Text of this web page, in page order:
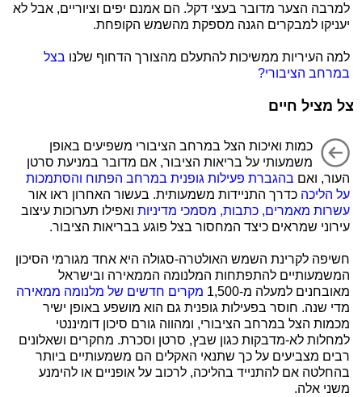
למרבה הצער מדובר בעצי דקל. הם אמנם יפים וציוריים, אבל לא
יעניקו למבקרים הגנה מספקת מהשמש הקופחת.
למה העיריות ממשיכות להתעלם מהצורך הדחוף שלנו בצל
במרחב הציבורי?
צל מציל חיים
כמות ואיכות הצל במרחב הציבורי משפיעים באופן
משמעותי על בריאות הציבור, אם מדובר במניעת סרטן
העור, ואם בהגברת פעילות גופנית במרחב הפתוח והסתמכות
על הליכה כדרך התניידות משמעותית. בעשור האחרון ראו אור
עשרות מאמרים, כתבות, מסמכי מדיניות ואפילו תערוכות עיצוב
עירוני שמראים כיצד המחסור בצל פוגע בבריאות הציבור.
חשיפה לקרינת השמש האולטרה-סגולה היא אחד מגורמי הסיכון
המשמעותיים להתפתחות המלנומה הממאירה ובישראל
מאובחנים למעלה מ-1,500
מקרים חדשים של מלנומה ממאירה
מדי שנה. חוסר בפעילות גופנית גם הוא מושפע באופן ישיר
מכמות הצל במרחב הציבורי, ומהווה גורם סיכון דומיננטי
למחלות לא-מדבקות כגון שבץ, סרטן וסכרת. מחקרים ושאלונים
רבים מצביעים על כך שתנאי האקלים הם משמעותיים ביותר
בהחלטה אם להתנייד בהליכה, לרכוב על אופניים או להימנע
משני אלה.